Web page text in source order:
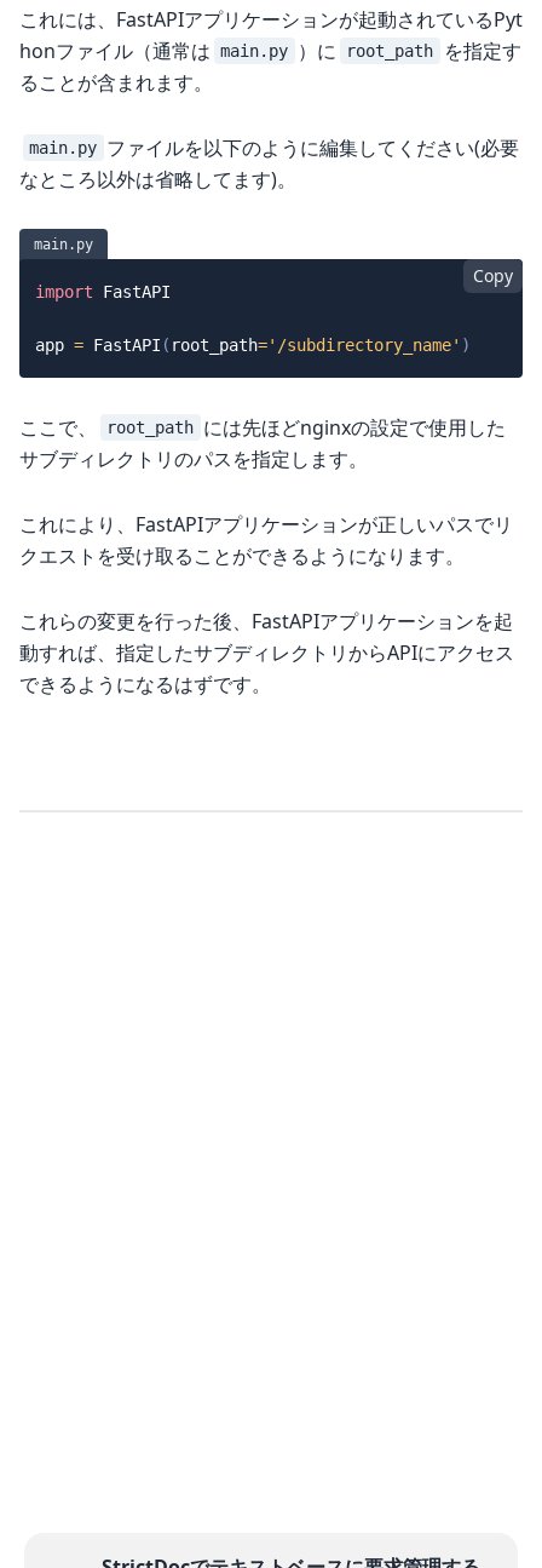
これには、FastAPIアプリケーションが起動されているPyt
honファイル（通常は main.py ）に root_path
を指定す
ることが含まれます。
main.py ファイルを以下のように編集してください(必要
なところ以外は省略してます)。
main.py
Copy
import FastAPI
app = FastAPI ( root_path='/subdirectory_name' )
ここで、 root_path には先ほどnginxの設定で使用した
サブディレクトリのパスを指定します。
これにより、FastAPIアプリケーションが正しいパスでリ
クエストを受け取ることができるようになります。
これらの変更を行った後、FastAPIアプリケーションを起
動すれば、指定したサブディレクトリからAPIにアクセス
できるようになるはずです。